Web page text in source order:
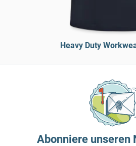
Heavy Duty
Abonniere unseren